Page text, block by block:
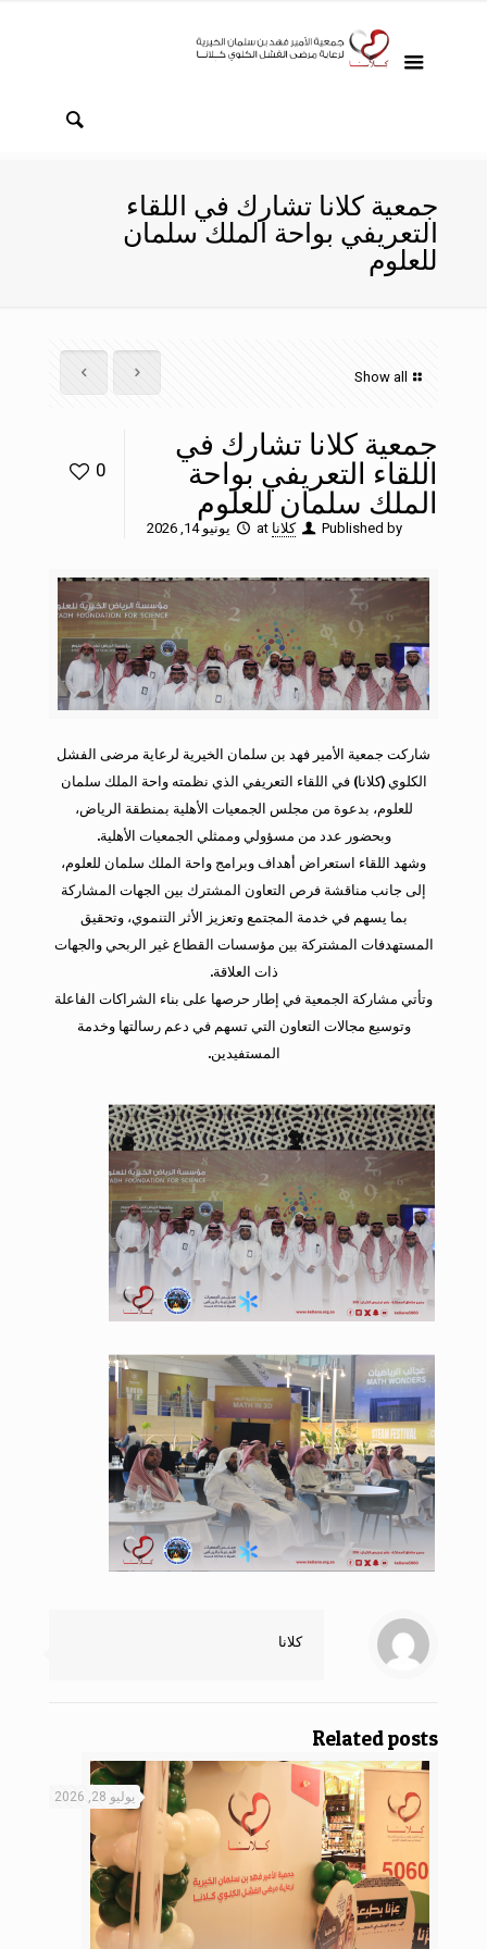
جمعية كلانا تشارك في اللقاء
التعريفي بواحة الملك سلمان
للعلوم
Show all
0
جمعية كلانا تشارك في
اللقاء التعريفي بواحة
الملك سلمان للعلوم
Published by كلانا at يونيو 14, 2026
شاركت جمعية الأمير فهد بن سلمان الخيرية لرعاية مرضى الفشل
الكلوي (كلانا) في اللقاء التعريفي الذي نظمتهواحة الملك سلمان
للعلوم، بدعوة من مجلس الجمعيات الأهلية بمنطقة الرياض،
وبحضور عدد من مسؤولي وممثلي الجمعيات الأهلية.
وشهد اللقاء استعراض أهداف وبرامج واحة الملك سلمان للعلوم،
إلى جانب مناقشة فرص التعاون المشترك بين الجهات المشاركة
بما يسهم في خدمة المجتمع وتعزيز الأثر التنموي، وتحقيق
المستهدفات المشتركة بين مؤسسات القطاع غير الربحي والجهات
ذات العلاقة.
وتأتي مشاركة الجمعية في إطار حرصها على بناء الشراكات الفاعلة
وتوسيع مجالات التعاون التي تسهم في دعم رسالتها وخدمة
المستفيدين.
كلانا
Related posts
يوليو 28, 2026